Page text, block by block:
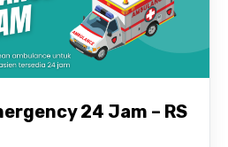
24 Jam – RS